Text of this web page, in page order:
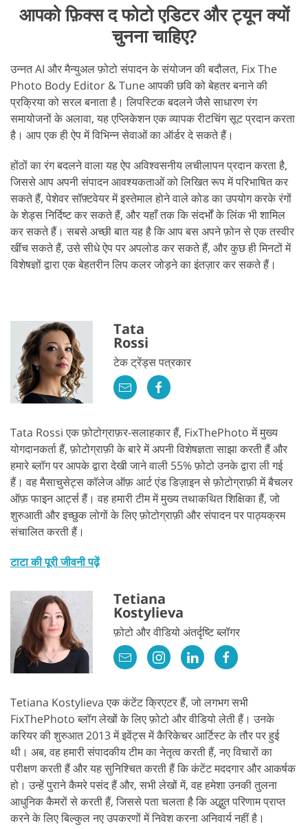
आपको फ़िक्स द फोटो एडिटर और ट्यून क्यों
चुनना चाहिए?
उन्नत AI और मैन्युअल फ़ोटो संपादन के संयोजन की बदौलत, Fix The
Photo Body Editor & Tune आपकी छवि को बेहतर बनाने की
प्रक्रिया को सरल बनाता है। लिपस्टिक बदलने जैसे साधारण रंग
समायोजनों के अलावा, यह एप्लिकेशन एक व्यापक रीटचिंग सूट प्रदान करता
है। आप एक ही ऐप में विभिन्न सेवाओं का ऑर्डर दे सकते हैं।
होंठों का रंग बदलने वाला यह ऐप अविश्वसनीय लचीलापन प्रदान करता है,
जिससे आप अपनी संपादन आवश्यकताओं को लिखित रूप में परिभाषित कर
सकते हैं, पेशेवर सॉफ़्टवेयर में इस्तेमाल होने वाले कोड का उपयोग करके रंगों
के शेड्स निर्दिष्ट कर सकते हैं, और यहाँ तक कि संदर्भों के लिंक भी शामिल
कर सकते हैं। सबसे अच्छी बात यह है कि आप बस अपने फ़ोन से एक तस्वीर
खींच सकते हैं, उसे सीधे ऐप पर अपलोड कर सकते हैं, और कुछ ही मिनटों में
विशेषज्ञों द्वारा एक बेहतरीन लिप कलर जोड़ने का इंतज़ार कर सकते हैं।
Tata
Rossi
टेक ट्रेंड्स पत्रकार
Tata Rossi एक फ़ोटोग्राफ़र-सलाहकार हैं, FixThePhoto में मुख्य
योगदानकर्ता हैं, फ़ोटोग्राफ़ी के बारे में अपनी विशेषज्ञता साझा करती हैं और
हमारे ब्लॉग पर आपके द्वारा देखी जाने वाली 55% फ़ोटो उनके द्वारा ली गई
हैं। वह मैसाचुसेट्स कॉलेज ऑफ़ आर्ट एंड डिज़ाइन से फ़ोटोग्राफ़ी में बैचलर
ऑफ़ फाइन आर्ट्स हैं। वह हमारी टीम में मुख्य तथाकथित शिक्षिका हैं, जो
शुरुआती और इच्छुक लोगों के लिए फ़ोटोग्राफ़ी और संपादन पर पाठ्यक्रम
संचालित करती हैं।
टाटा की पूरी जीवनी पढ़ें
Tetiana
Kostylieva
फ़ोटो और वीडियो अंतर्दृष्टि ब्लॉगर
Tetiana Kostylieva एक कंटेंट क्रिएटर हैं, जो लगभग सभी
FixThePhoto ब्लॉग लेखों के लिए फ़ोटो और वीडियो लेती हैं। उनके
करियर की शुरुआत 2013 में इवेंट्स में कैरिकेचर आर्टिस्ट के तौर पर हुई
थी। अब, वह हमारी संपादकीय टीम का नेतृत्व करती हैं, नए विचारों का
परीक्षण करती हैं और यह सुनिश्चित करती हैं कि कंटेंट मददगार और आकर्षक
हो। उन्हें पुराने कैमरे पसंद हैं और, सभी लेखों में, वह हमेशा उनकी तुलना
आधुनिक कैमरों से करती हैं, जिससे पता चलता है कि अद्भुत परिणाम प्राप्त
करने के लिए बिल्कुल नए उपकरणों में निवेश करना अनिवार्य नहीं है।